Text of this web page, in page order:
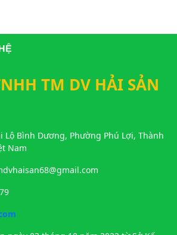
TM DV HẢI SẢN
Lộ Bình Dương, Phường Phú Lợi, Thành
Nam